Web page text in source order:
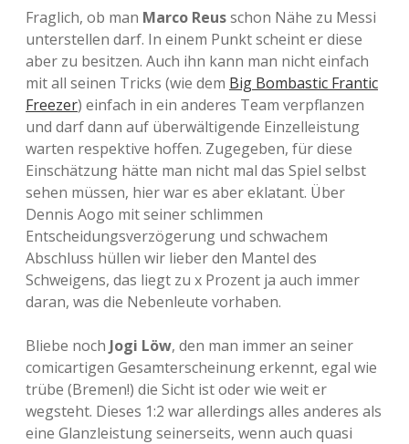
Fraglich, ob man Marco Reusschon Nähe zu Messi
unterstellen darf. In einem Punkt scheint er diese
aber zu besitzen. Auch ihn kann man nicht einfach
mit all seinen Tricks (wie dem Big Bombastic Frantic
Freezer) einfach in ein anderes Team verpflanzen
und darf dann auf überwältigende Einzelleistung
warten respektive hoffen. Zugegeben, für diese
Einschätzung hätte man nicht mal das Spiel selbst
sehen müssen, hier war es aber eklatant. Über
Dennis Aogo mit seiner schlimmen
Entscheidungsverzögerung und schwachem
Abschluss hüllen wir lieber den Mantel des
Schweigens, das liegt zu x Prozent ja auch immer
daran, was die Nebenleute vorhaben.
Bliebe noch Jogi Löw, den man immer an seiner
comicartigen Gesamterscheinung erkennt, egal wie
trübe (Bremen!) die Sicht ist oder wie weit er
wegsteht. Dieses 1:2 war allerdings alles anderes als
eine Glanzleistung seinerseits, wenn auch quasi